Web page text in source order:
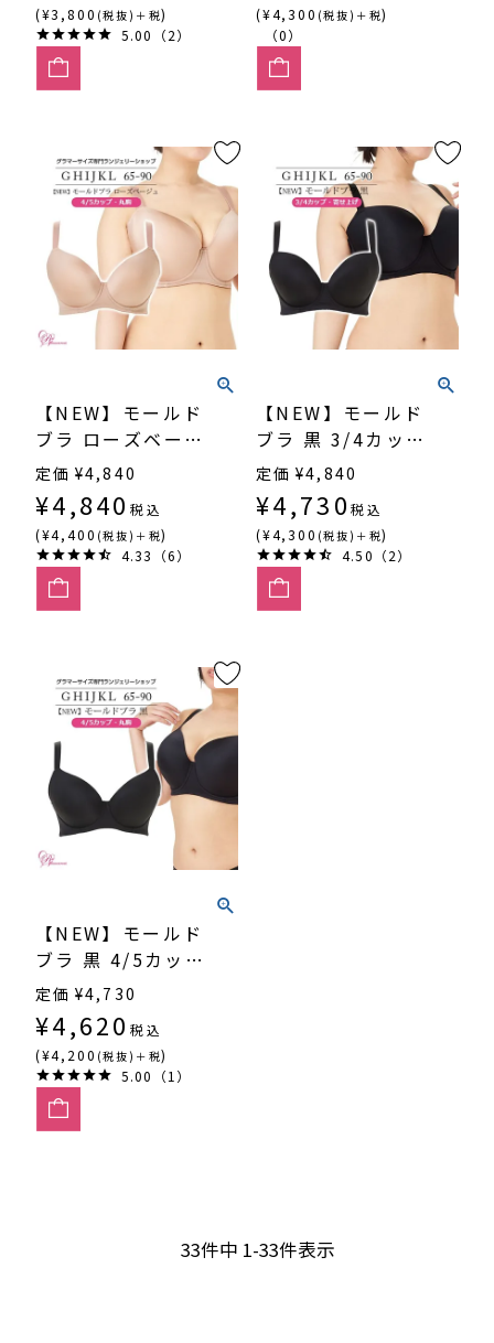
(¥3,800 (税抜)＋税)
5.00（2）
(¥4,300 (税抜)＋税)
（0）
【NEW】モールド
ブラ ローズベージ
ュ 4/5カップ・丸
胸 （SP551）
定価 ¥4,840
¥4,840 税込
(¥4,400 (税抜)＋税)
4.33（6）
【NEW】モールド
ブラ 黒 3/4カッ
プ・寄せ上げ
（SP-552）
定価 ¥4,840
¥4,730 税込
(¥4,300 (税抜)＋税)
4.50（2）
【NEW】モールド
ブラ 黒 4/5カッ
プ・丸胸 （SP-
551）
定価 ¥4,730
¥4,620 税込
(¥4,200 (税抜)＋税)
5.00（1）
33件中 1-33件表示